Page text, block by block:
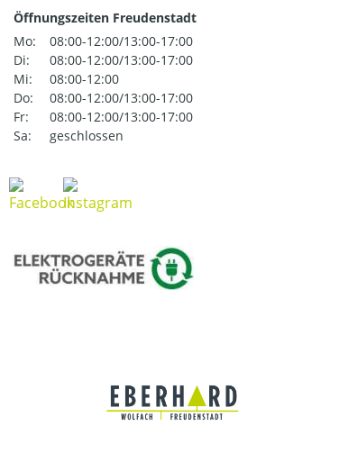
Öffnungszeiten Freudenstadt
Mo:
08:00-12:00/13:00-17:00
Di:
08:00-12:00/13:00-17:00
Mi:
08:00-12:00
Do:
08:00-12:00/13:00-17:00
Fr:
08:00-12:00/13:00-17:00
Sa:
geschlossen